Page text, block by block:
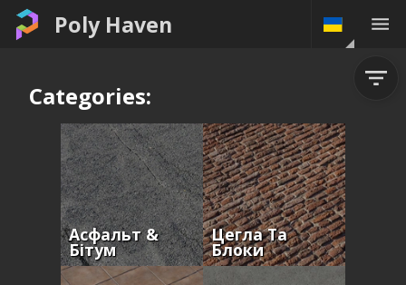
Poly Haven
Categories:
Асфальт &
Бітум
Цегла Та
Блоки